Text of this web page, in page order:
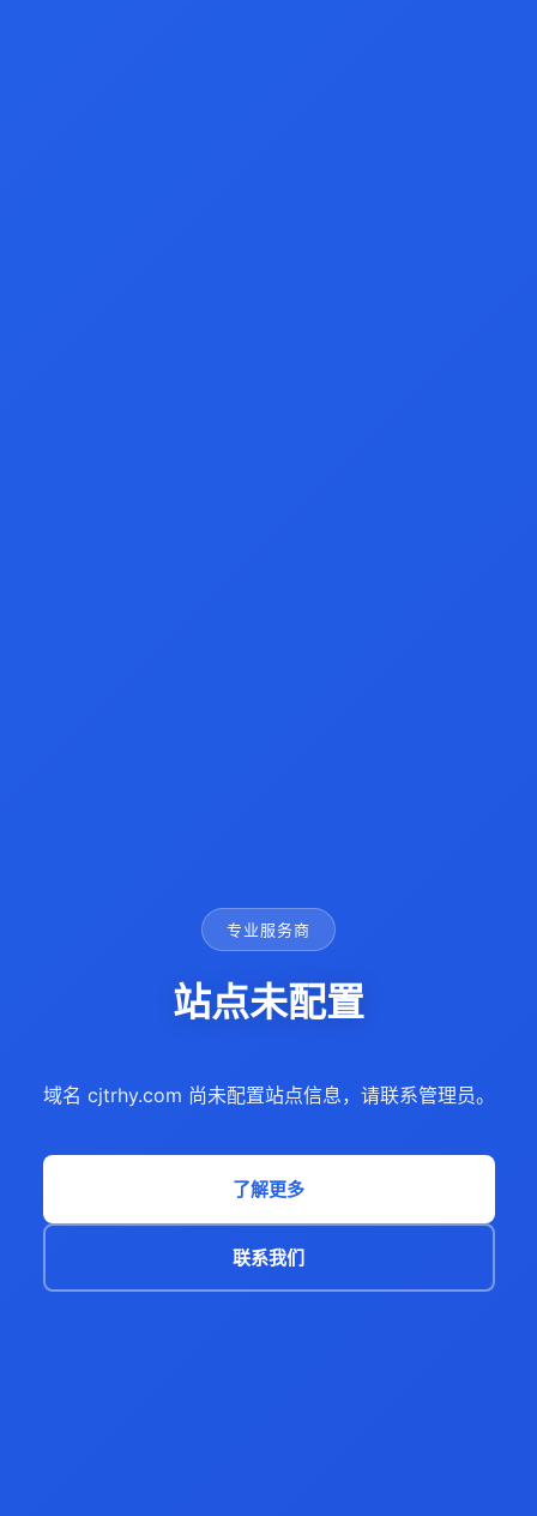
专业服务商
站点未配置
域名 cjtrhy.com 尚未配置站点信息，请联系管理员。
了解更多
联系我们